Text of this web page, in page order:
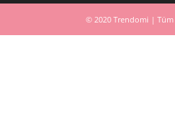
© 2020 Trendomi | Tüm